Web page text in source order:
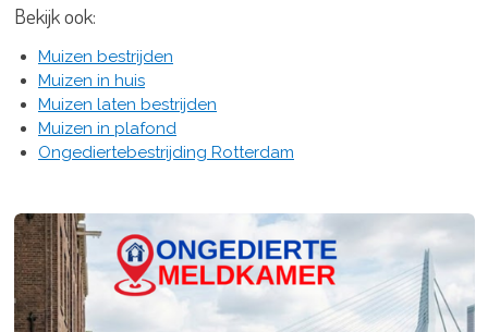
Bekijk ook:
Muizen bestrijden
Muizen in huis
Muizen laten bestrijden
Muizen in plafond
Ongediertebestrijding Rotterdam